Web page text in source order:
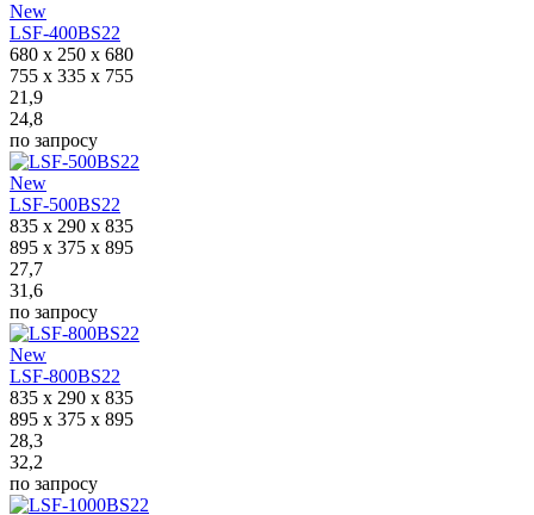
New
LSF-400BS22
680 x 250 x 680
755 x 335 x 755
21,9
24,8
по запросу
New
LSF-500BS22
835 x 290 x 835
895 x 375 x 895
27,7
31,6
по запросу
New
LSF-800BS22
835 x 290 x 835
895 x 375 x 895
28,3
32,2
по запросу